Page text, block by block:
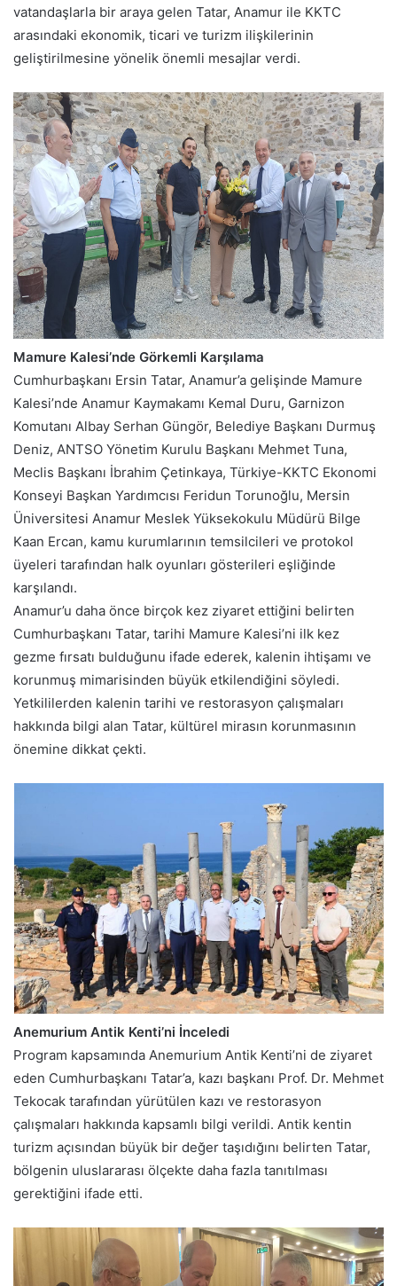
vatandaşlarla bir araya gelen Tatar, Anamur ile KKTC
arasındaki ekonomik, ticari ve turizm ilişkilerinin
geliştirilmesine yönelik önemli mesajlar verdi.
Mamure Kalesi’nde Görkemli Karşılama
Cumhurbaşkanı Ersin Tatar, Anamur’a gelişinde Mamure
Kalesi’nde Anamur Kaymakamı Kemal Duru, Garnizon
Komutanı Albay Serhan Güngör, Belediye Başkanı Durmuş
Deniz, ANTSO Yönetim Kurulu Başkanı Mehmet Tuna,
Meclis Başkanı İbrahim Çetinkaya, Türkiye-KKTC Ekonomi
Konseyi Başkan Yardımcısı Feridun Torunoğlu, Mersin
Üniversitesi Anamur Meslek Yüksekokulu Müdürü Bilge
Kaan Ercan, kamu kurumlarının temsilcileri ve protokol
üyeleri tarafından halk oyunları gösterileri eşliğinde
karşılandı.
Anamur’u daha önce birçok kez ziyaret ettiğini belirten
Cumhurbaşkanı Tatar, tarihi Mamure Kalesi’ni ilk kez
gezme fırsatı bulduğunu ifade ederek, kalenin ihtişamı ve
korunmuş mimarisinden büyük etkilendiğini söyledi.
Yetkililerden kalenin tarihi ve restorasyon çalışmaları
hakkında bilgi alan Tatar, kültürel mirasın korunmasının
önemine dikkat çekti.
Anemurium Antik Kenti’ni İnceledi
Program kapsamında Anemurium Antik Kenti’ni de ziyaret
eden Cumhurbaşkanı Tatar’a, kazı başkanı Prof. Dr. Mehmet
Tekocak tarafından yürütülen kazı ve restorasyon
çalışmaları hakkında kapsamlı bilgi verildi. Antik kentin
turizm açısından büyük bir değer taşıdığını belirten Tatar,
bölgenin uluslararası ölçekte daha fazla tanıtılması
gerektiğini ifade etti.